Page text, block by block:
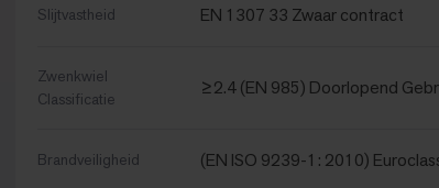
Slijtvastheid EN 1307 33 Zwaar contract
Zwenkwiel
Classificatie
≥2.4 (EN 985) Doorlopend
Brandveiligheid (EN ISO 9239-1: 2010)